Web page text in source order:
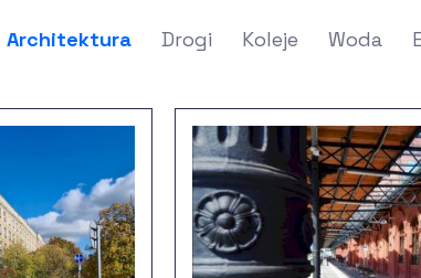
Architektura Drogi Koleje Woda